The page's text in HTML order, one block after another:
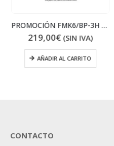
PROMOCIÓN FMK6/BP-3H + CABLE RECTO
219,00€ (SIN IVA)
AÑADIR AL CARRITO
CONTACTO